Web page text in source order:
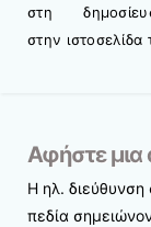
στη
στην
Αφήστε
Η ηλ. διεύθυνση
πεδία